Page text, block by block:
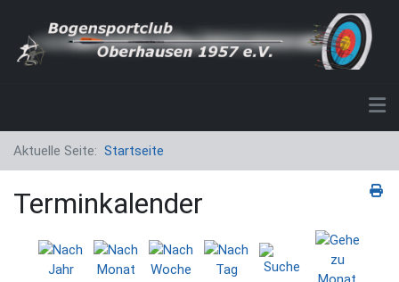
Aktuelle Seite: Startseite
Terminkalender